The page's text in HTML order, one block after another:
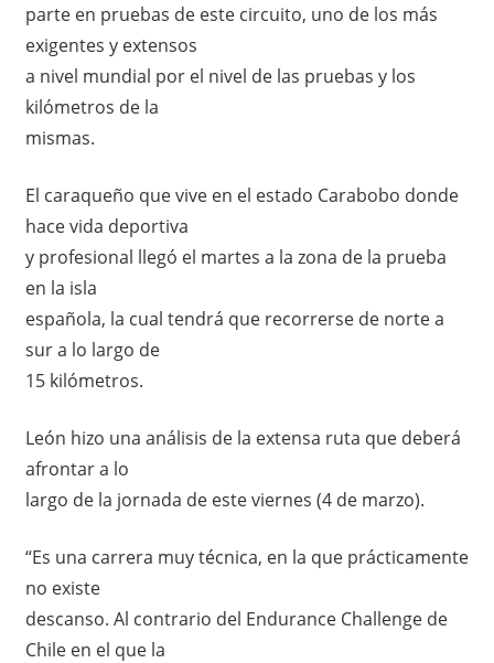
parte en pruebas de este circuito, uno de los más
exigentes y extensos
a nivel mundial por el nivel de las pruebas y los
kilómetros de la
mismas.
El caraqueño que vive en el estado Carabobo donde
hace vida deportiva
y profesional llegó el martes a la zona de la prueba
en la isla
española, la cual tendrá que recorrerse de norte a
sur a lo largo de
15 kilómetros.
León hizo una análisis de la extensa ruta que deberá
afrontar a lo
largo de la jornada de este viernes (4 de marzo).
“Es una carrera muy técnica, en la que prácticamente
no existe
descanso. Al contrario del Endurance Challenge de
Chile en el que la